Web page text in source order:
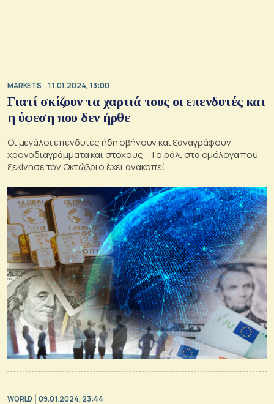
MARKETS 11.01.2024, 13:00
Γιατί σκίζουν τα χαρτιά τους οι επενδυτές και
η ύφεση που δεν ήρθε
Οι μεγάλοι επενδυτές ήδη σβήνουν και ξαναγράφουν
χρονοδιαγράμματα και στόχους - Το ράλι στα ομόλογα που
ξεκίνησε τον Οκτώβριο έχει ανακοπεί
WORLD 09.01.2024, 23:44